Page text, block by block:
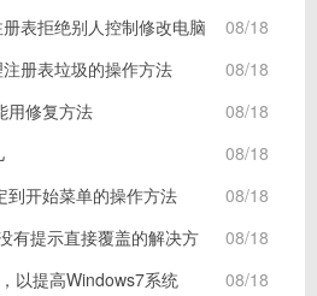
08/18
表拒绝别人控制修改电脑
08/18
册表垃圾的操作方法
08/18
用修复方法
08/18
08/18
到开始菜单的操作方法
08/18
有提示直接覆盖的解决方
08/18
以提高Windows7系统